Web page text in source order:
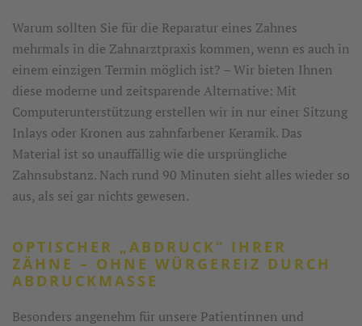
Warum sollten Sie für die Reparatur eines Zahnes
mehrmals in die Zahnarztpraxis kommen, wenn es auch in
einem einzigen Termin möglich ist? – Wir bieten Ihnen
diese moderne und zeitsparende Alternative: Mit
Computerunterstützung erstellen wir in nur einer Sitzung
Inlays oder Kronen aus zahnfarbener Keramik. Das
Material ist so unauffällig wie die ursprüngliche
Zahnsubstanz. Nach rund 90 Minuten sieht alles wieder so
aus, als sei gar nichts gewesen.
OPTISCHER „ABDRUCK“ IHRER
ZÄHNE – OHNE WÜRGEREIZ DURCH
ABDRUCKMASSE
Besonders angenehm für unsere Patientinnen und